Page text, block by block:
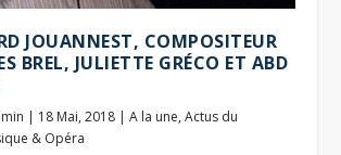
JOUANNEST, COMPOSITEUR
BREL, JULIETTE GRÉCO ET ABD
| 18 Mai, 2018 |A la une,Actus du
& Opéra